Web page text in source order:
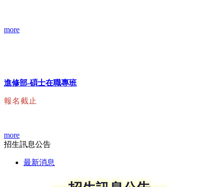
more
進修部-碩士在職專班
報名截止
more
招生訊息公告
最新消息